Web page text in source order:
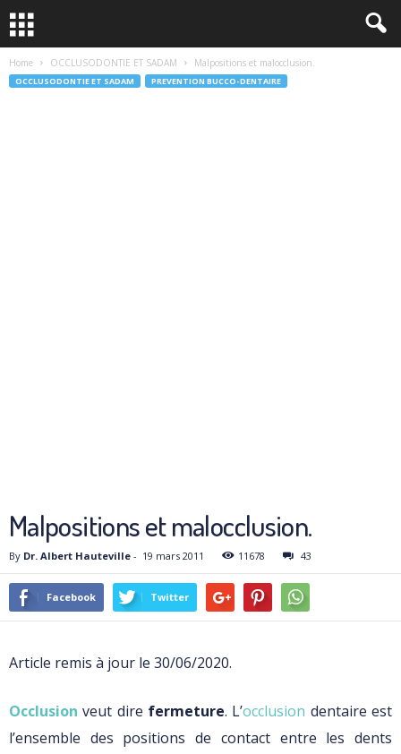
Home OCCLUSODONTIE ET SADAM Malpositions et malocclusion.
OCCLUSODONTIE ET SADAM PREVENTION BUCCO-DENTAIRE
Malpositions et malocclusion.
By Dr. Albert Hauteville - 19 mars 2011 11678 43
Facebook Twitter
Article remis à jour le 30/06/2020.
Occlusion veut dire fermeture. L’occlusion dentaire est
l’ensemble des positions de contact entre les dents